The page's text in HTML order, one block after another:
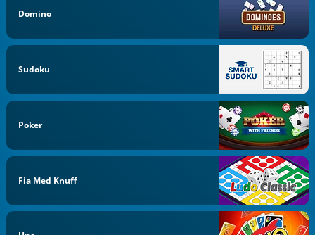
Domino
Sudoku
Poker
Fia Med Knuff